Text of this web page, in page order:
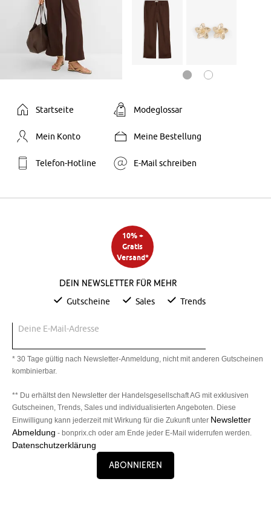
Startseite Modeglossar
Mein Konto Meine Bestellung
Telefon-Hotline E-Mail schreiben
10% +
Gratis
Versand*
Dein Newsletter für mehr
Gutscheine Sales Trends
Deine E-Mail-Adresse
* 30 Tage gültig nach Newsletter-Anmeldung, nicht mit anderen Gutscheinen
kombinierbar.
** Du erhältst den Newsletter der Handelsgesellschaft AG mit exklusiven
Gutscheinen, Trends, Sales und individualisierten Angeboten. Diese
Einwilligung kann jederzeit mit Wirkung für die Zukunft unter Newsletter
Abmeldung - bonprix.ch oder am Ende jeder E-Mail widerrufen werden.
Datenschutzerklärung
Abonnieren